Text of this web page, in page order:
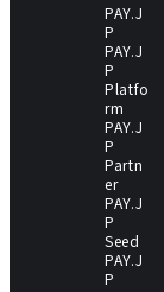
PAY.J
P
PAY.J
P
Platfo
rm
PAY.J
P
Partn
er
PAY.J
P
Seed
PAY.J
P